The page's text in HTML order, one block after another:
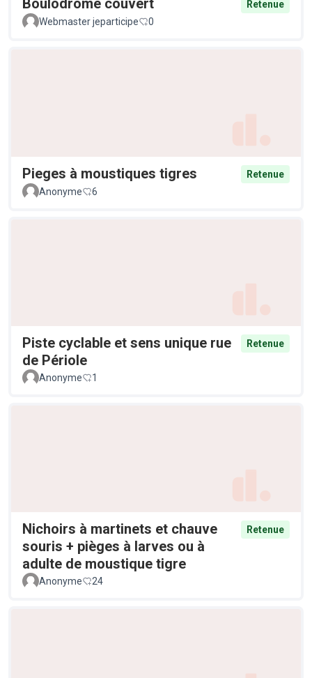
Boulodrome couvert
Retenue
Webmaster jeparticipe
0
Pieges à moustiques tigres
Retenue
Anonyme
6
Piste cyclable et sens unique rue
de Périole
Retenue
Anonyme 1
Nichoirs à martinets et chauve
souris + pièges à larves ou à
adulte de moustique tigre
Retenue
Anonyme 24